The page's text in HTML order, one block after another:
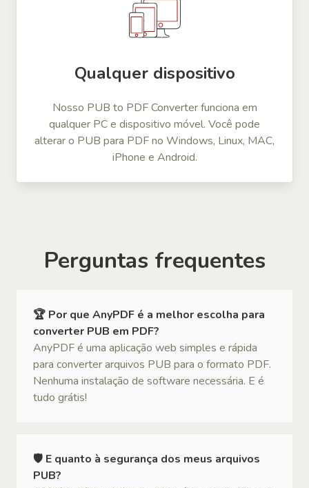
Qualquer dispositivo
Nosso PUB to PDF Converter funciona em
qualquer PC e dispositivo móvel. Você pode
alterar o PUB para PDF no Windows, Linux, MAC,
iPhone e Android.
Perguntas frequentes
🏆 Por que AnyPDF é a melhor escolha para
converter PUB em PDF?
AnyPDF é uma aplicação web simples e rápida
para converter arquivos PUB para o formato PDF.
Nenhuma instalação de software necessária. E é
tudo grátis!
🛡 E quanto à segurança dos meus arquivos
PUB?